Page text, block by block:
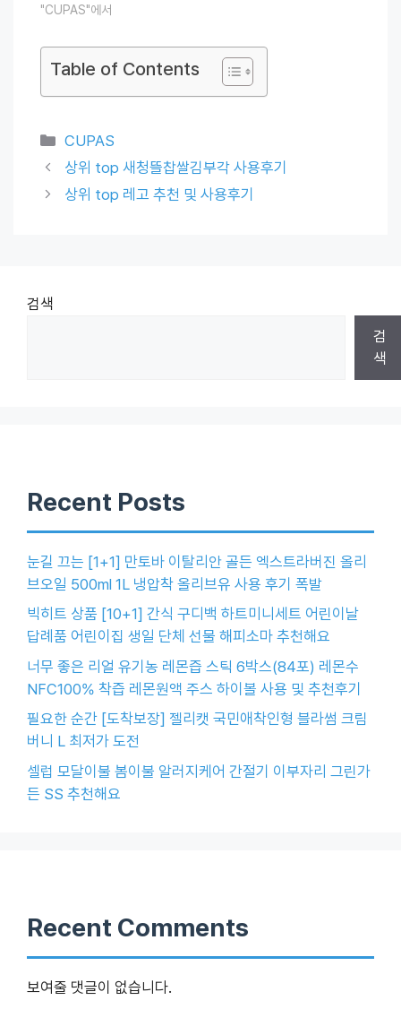
"CUPAS"에서
Table of Contents
Categories
CUPAS
상위 top 새청뜰찹쌀김부각 사용후기
상위 top 레고 추천 및 사용후기
검색
검
색
Recent Posts
눈길 끄는 [1+1] 만토바 이탈리안 골든 엑스트라버진 올리
브오일 500ml 1L 냉압착 올리브유 사용 후기 폭발
빅히트 상품 [10+1] 간식 구디백 하트미니세트 어린이날
답례품 어린이집 생일 단체 선물 해피소마 추천해요
너무 좋은 리얼 유기농 레몬즙 스틱 6박스(84포) 레몬수
NFC100% 착즙 레몬원액 주스 하이볼 사용 및 추천후기
필요한 순간 [도착보장] 젤리캣 국민애착인형 블라썸 크림
버니 L 최저가 도전
셀럽 모달이불 봄이불 알러지케어 간절기 이부자리 그린가
든 SS 추천해요
Recent Comments
보여줄 댓글이 없습니다.